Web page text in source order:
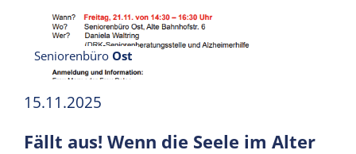
Seniorenbüro Ost
15.11.2025
Fällt aus! Wenn die Seele im Alter